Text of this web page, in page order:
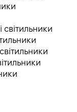
світильники